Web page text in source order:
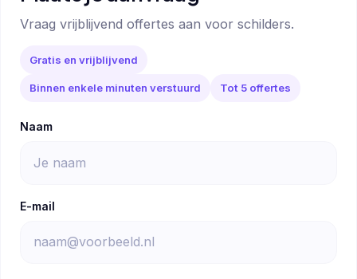
Vraag vrijblijvend offertes aan voor schilders.
Gratis en vrijblijvend
Binnen enkele minuten verstuurd Tot 5 offertes
Naam
E-mail